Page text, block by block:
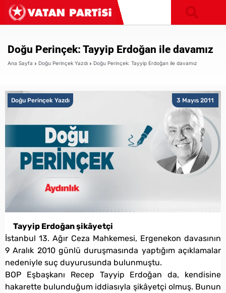
Doğu Perinçek: Tayyip Erdoğan ile davamız
Ana Sayfa Doğu Perinçek Yazdı Doğu Perinçek: Tayyip Erdoğan ile davamız
3 Mayıs 2011
Doğu Perinçek Yazdı
Tayyip Erdoğan şikâyetçi
İstanbul 13. Ağır Ceza Mahkemesi, Ergenekon davasının
9 Aralık 2010 günlü duruşmasında yaptığım açıklamalar
nedeniyle suç duyurusunda bulunmuştu.
BOP Eşbaşkanı Recep Tayyip Erdoğan da, kendisine
hakarette bulunduğum iddiasıyla şikâyetçi olmuş. Bunun